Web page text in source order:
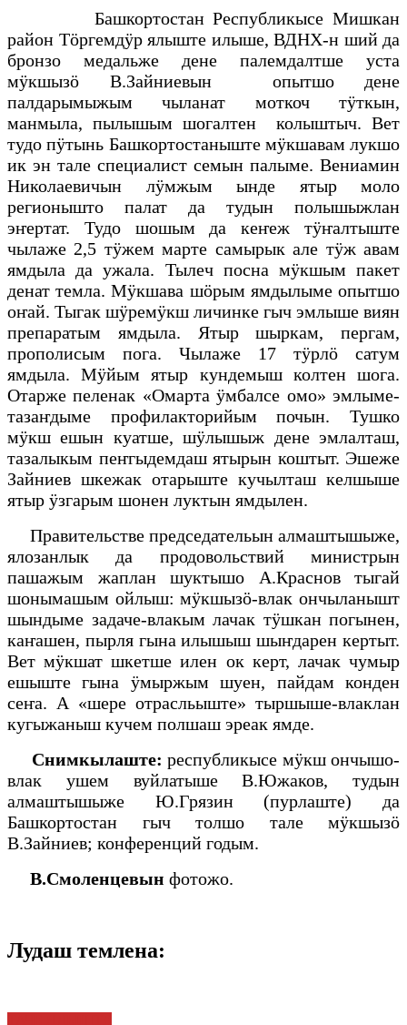
Башкортостан Республикысе Мишкан
район Тӧргемдӱр ялыште илыше, ВДНХ-н ший да
бронзо медальже дене палемдалтше уста
мӱкшызӧ В.Зайниевын опытшо дене
палдарымыжым чыланат моткоч тӱткын,
манмыла, пылышым шогалтен колыштыч. Вет
тудо пӱтынь Башкортостаныште мӱкшавам лукшо
ик эн тале специалист семын палыме. Вениамин
Николаевичын лӱмжым ынде ятыр моло
регионышто палат да тудын полышыжлан
эҥертат. Тудо шошым да кеҥеж тӱҥалтыште
чылаже 2,5 тӱжем марте самырык але тӱж авам
ямдыла да ужала. Тылеч посна мӱкшым пакет
денат темла. Мӱкшава шӧрым ямдылыме опытшо
оҥай. Тыгак шӱремӱкш личинке гыч эмлыше виян
препаратым ямдыла. Ятыр шыркам, пергам,
прополисым пога. Чылаже 17 тӱрлӧ сатум
ямдыла. Мӱйым ятыр кундемыш колтен шога.
Отарже пеленак «Омарта ӱмбалсе омо» эмлыме-
тазаҥдыме профилакторийым почын. Тушко
мӱкш ешын куатше, шӱлышыж дене эмлалташ,
тазалыкым пеҥгыдемдаш ятырын коштыт. Эшеже
Зайниев шкежак отарыште кучылташ келшыше
ятыр ӱзгарым шонен луктын ямдылен.
Правительстве председательын алмаштышыже,
ялозанлык да продовольствий министрын
пашажым жаплан шуктышо А.Краснов тыгай
шонымашым ойлыш: мӱкшызӧ-влак ончыланышт
шындыме задаче-влакым лачак тӱшкан погынен,
каҥашен, пырля гына илышыш шыҥдарен кертыт.
Вет мӱкшат шкетше илен ок керт, лачак чумыр
ешыште гына ӱмыржым шуен, пайдам конден
сеҥа. А «шере отрасльыште» тыршыше-влаклан
кугыжаныш кучем полшаш эреак ямде.
Снимкылаште: республикысе мӱкш ончышо-
влак ушем вуйлатыше В.Южаков, тудын
алмаштышыже Ю.Грязин (пурлаште) да
Башкортостан гыч толшо тале мӱкшызӧ
В.Зайниев; конференций годым.
В.Смоленцевын фотожо.
Лудаш темлена: